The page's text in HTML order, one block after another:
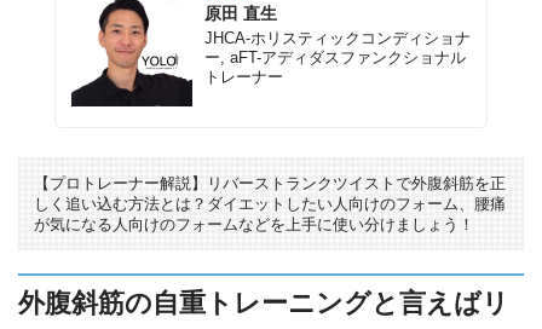
原田 直生
JHCA-ホリスティックコンディショナ
ー, aFT-アディダスファンクショナル
トレーナー
【プロトレーナー解説】リバーストランクツイストで外腹斜筋を正
しく追い込む方法とは？ダイエットしたい人向けのフォーム、腰痛
が気になる人向けのフォームなどを上手に使い分けましょう！
外腹斜筋の自重トレーニングと言えばリ